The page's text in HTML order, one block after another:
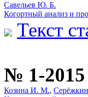
Савельев Ю. Б.
Когортный анализ и
Текст
№ 1-2015
Козина И. М.,